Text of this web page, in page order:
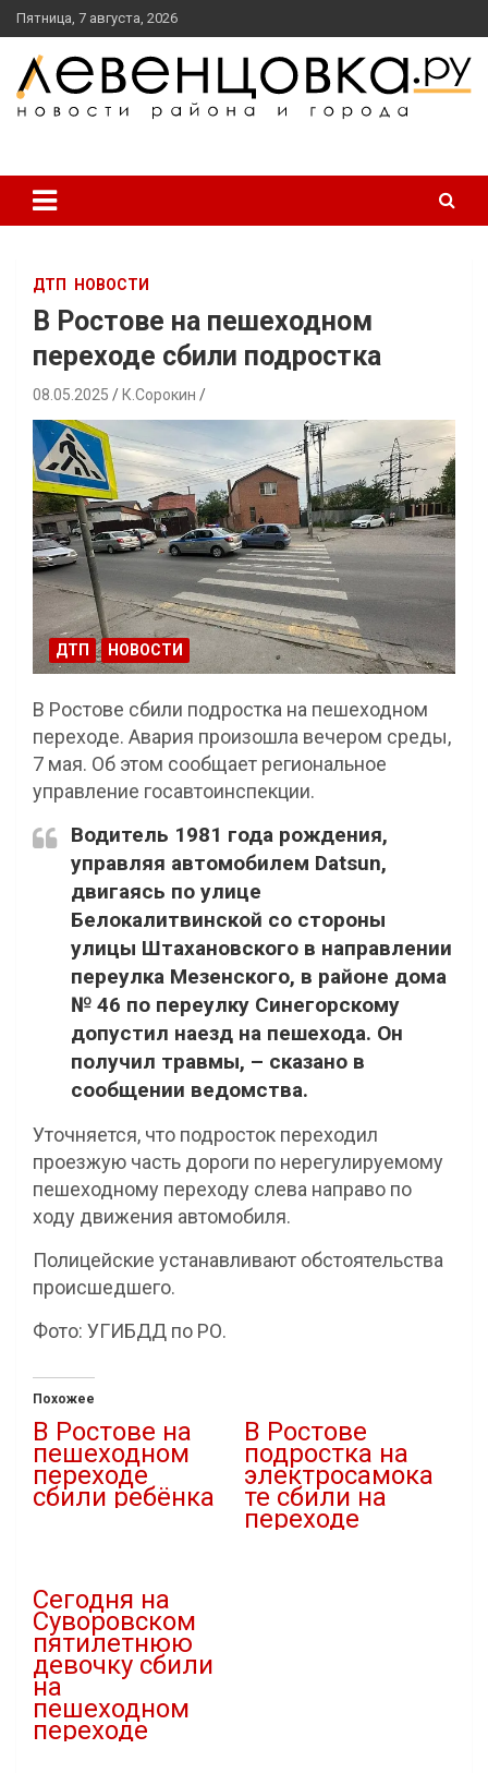
перейти
к
содержанию
Пятница, 7 августа, 2026
ДТП НОВОСТИ
В Ростове на пешеходном
переходе сбили подростка
08.05.2025 К.Сорокин
ДТП НОВОСТИ
В Ростове сбили подростка на пешеходном
переходе. Авария произошла вечером среды,
7 мая. Об этом сообщает региональное
управление госавтоинспекции.
Водитель 1981 года рождения,
управляя автомобилем Datsun,
двигаясь по улице
Белокалитвинской со стороны
улицы Штахановского в направлении
переулка Мезенского, в районе дома
№ 46 по переулку Синегорскому
допустил наезд на пешехода. Он
получил травмы, – сказано в
сообщении ведомства.
Уточняется, что подросток переходил
проезжую часть дороги по нерегулируемому
пешеходному переходу слева направо по
ходу движения автомобиля.
Полицейские устанавливают обстоятельства
происшедшего.
Фото: УГИБДД по РО.
Похожее
В Ростове на
пешеходном
переходе
сбили ребёнка
В Ростове
подростка на
электросамока
те сбили на
переходе
Сегодня на
Суворовском
пятилетнюю
девочку сбили
на
пешеходном
переходе⠀